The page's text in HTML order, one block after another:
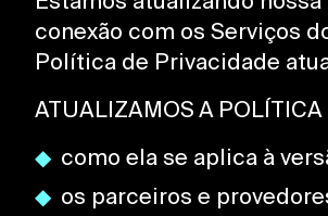
conexão com os Serviços
Política de Privacidade
ATUALIZAMOS A
como ela se aplica à
os parceiros e